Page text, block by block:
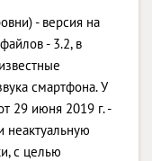
- версия на
- 3.2, в
смартфона. У
29 июня 2019 г. -
неактуальную
с целью